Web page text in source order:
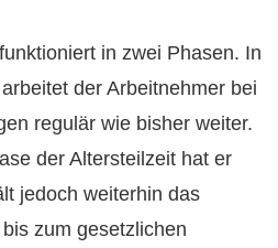
in zwei Phasen. In
der Arbeitnehmer bei
regulär wie bisher weiter.
der Altersteilzeit hat er
jedoch weiterhin das
zum gesetzlichen